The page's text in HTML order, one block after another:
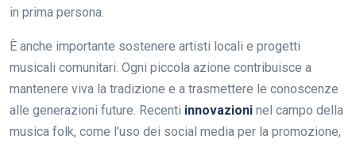
in prima persona.
È anche importante sostenere artisti locali e progetti
musicali comunitari. Ogni piccola azione contribuisce a
mantenere viva la tradizione e a trasmettere le conoscenze
alle generazioni future. Recenti innovazioni nel campo della
musica folk, come l’uso dei social media per la promozione,